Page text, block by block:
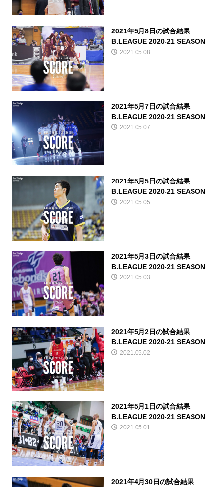
2021年5月8日の試合結果
B.LEAGUE 2020-21 SEASON
2021.05.08
2021年5月7日の試合結果
B.LEAGUE 2020-21 SEASON
2021.05.07
2021年5月5日の試合結果
B.LEAGUE 2020-21 SEASON
2021.05.05
2021年5月3日の試合結果
B.LEAGUE 2020-21 SEASON
2021.05.03
2021年5月2日の試合結果
B.LEAGUE 2020-21 SEASON
2021.05.02
2021年5月1日の試合結果
B.LEAGUE 2020-21 SEASON
2021.05.01
2021年4月30日の試合結果